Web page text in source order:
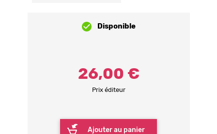
Disponible
Prix éditeur
26,00 €
Ajouter au panier